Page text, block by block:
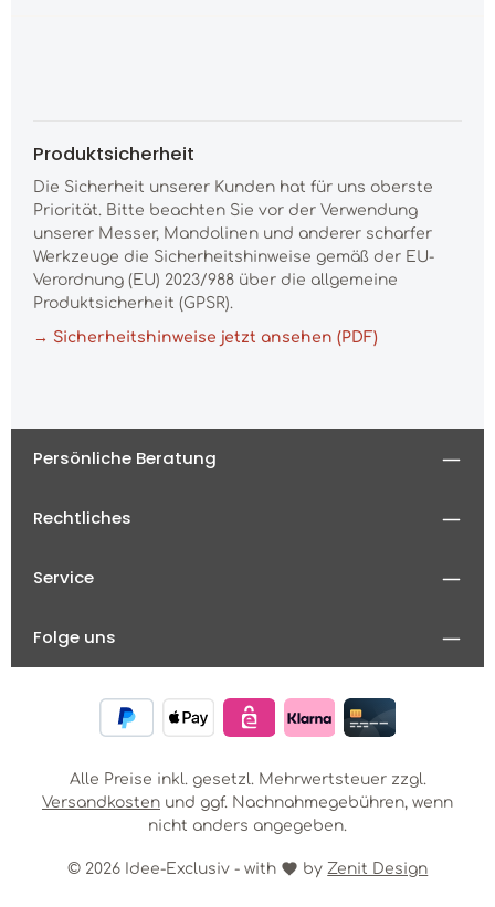
Produktsicherheit
Die Sicherheit unserer Kunden hat für uns oberste
Priorität. Bitte beachten Sie vor der Verwendung
unserer Messer, Mandolinen und anderer scharfer
Werkzeuge die Sicherheitshinweise gemäß der EU-
Verordnung (EU) 2023/988 über die allgemeine
Produktsicherheit (GPSR).
→ Sicherheitshinweise jetzt ansehen (PDF)
Persönliche Beratung
Rechtliches
Service
Folge uns
© 2026 Idee-Exclusiv - with by Zenit Design
Alle Preise inkl. gesetzl. Mehrwertsteuer zzgl.
Versandkosten und ggf. Nachnahmegebühren, wenn
nicht anders angegeben.